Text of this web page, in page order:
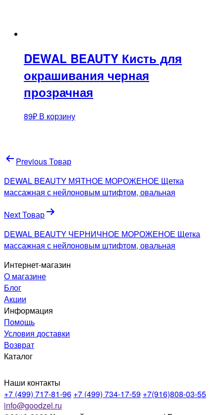
DEWAL BEAUTY Кисть для
окрашивания черная
прозрачная
89₽ В корзину
Навигация
по
записям
Previous Товар
DEWAL BEAUTY МЯТНОЕ МОРОЖЕНОЕ Щетка
массажная с нейлоновым штифтом, овальная
Next Товар
DEWAL BEAUTY ЧЕРНИЧНОЕ МОРОЖЕНОЕ Щетка
массажная с нейлоновым штифтом, овальная
Интернет-магазин
О магазине
Блог
Акции
Информация
Помощь
Условия доставки
Возврат
Каталог
Наши контакты
+7 (499) 717-81-96 +7 (499) 734-17-59 +7(916)808-03-55
info@goodzel.ru